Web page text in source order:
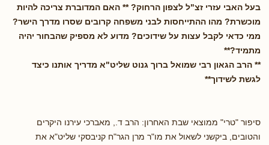
בעל האבי עזרי זצ"ל לצפון הרחוק? ** האם המדוברת צריכה להיות
מוכשרת? מהו ההתייחסות לבני משפחה קרובים שסרו מדרך הישר?
ממי כדאי לקבל עצות על שידוכים? מדוע לא מספיק שהבחור יהיה
מתמיד?**
** הרב הגאון רבי שמואל ברוך גנוט שליט"א מדריך אותנו כיצד
לגשת לשידוך**
סיפור "טרי" ממוצאי שבת האחרון: הרב ד., מאברכי עירנו היקרים
והטובים, ביקשני לשאול את מו"ר מרן הגר"ח קניבסקי שליט"א את